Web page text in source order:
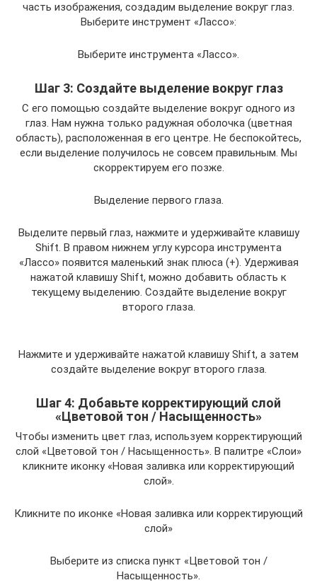
часть изображения, создадим выделение вокруг глаз.
Выберите инструмент «Лассо»:
Выберите инструмента «Лассо».
Шаг 3: Создайте выделение вокруг глаз
С его помощью создайте выделение вокруг одного из
глаз. Нам нужна только радужная оболочка (цветная
область), расположенная в его центре. Не беспокойтесь,
если выделение получилось не совсем правильным. Мы
скорректируем его позже.
Выделение первого глаза.
Выделите первый глаз, нажмите и удерживайте клавишу
Shift. В правом нижнем углу курсора инструмента
«Лассо» появится маленький знак плюса (+). Удерживая
нажатой клавишу Shift, можно добавить область к
текущему выделению. Создайте выделение вокруг
второго глаза.
Нажмите и удерживайте нажатой клавишу Shift, а затем
создайте выделение вокруг второго глаза.
Шаг 4: Добавьте корректирующий слой
«Цветовой тон / Насыщенность»
Чтобы изменить цвет глаз, используем корректирующий
слой «Цветовой тон / Насыщенность». В палитре «Слои»
кликните иконку «Новая заливка или корректирующий
слой».
Кликните по иконке «Новая заливка или корректирующий
слой»
Выберите из списка пункт «Цветовой тон /
Насыщенность».